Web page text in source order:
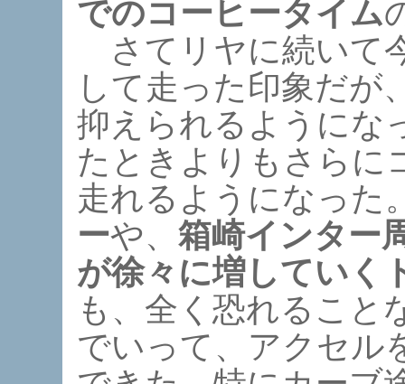
でのコーヒータイム
さてリヤに続いて
して走った印象だが
抑えられるようにな
たときよりもさらに
走れるようになった
ーや、 箱崎インター
が徐々に増していく
も、全く恐れること
でいって、アクセル